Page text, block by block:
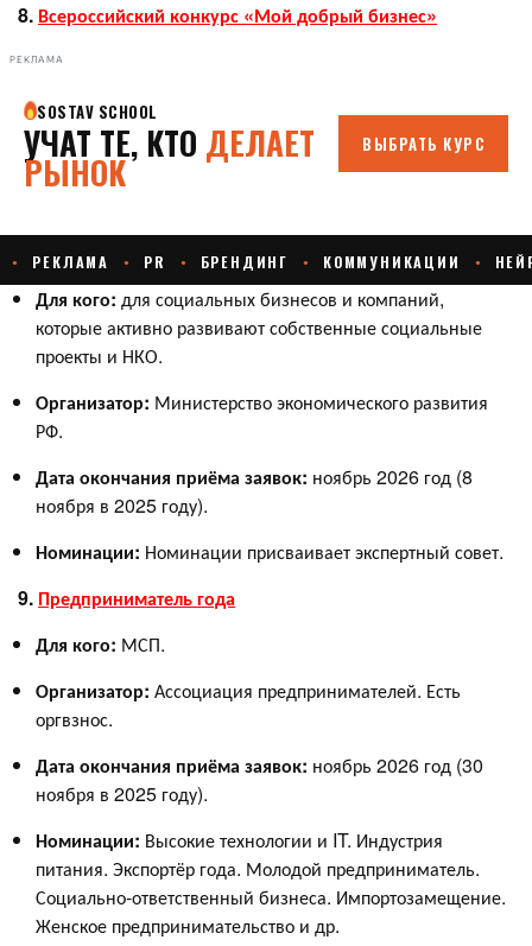
8. Всероссийский конкурс «Мой добрый бизнес»
РЕКЛАМА
Для кого: для социальных бизнесов и компаний,
которые активно развивают собственные социальные
проекты и НКО.
Организатор: Министерство экономического развития
РФ.
Дата окончания приёма заявок: ноябрь 2026 год (8
ноября в 2025 году).
Номинации: Номинации присваивает экспертный совет.
9. Предприниматель года
Для кого: МСП.
Организатор: Ассоциация предпринимателей. Есть
оргвзнос.
Дата окончания приёма заявок: ноябрь 2026 год (30
ноября в 2025 году).
Номинации: Высокие технологии и IT. Индустрия
питания. Экспортёр года. Молодой предприниматель.
Социально-ответственный бизнеса. Импортозамещение.
Женское предпринимательство и др.